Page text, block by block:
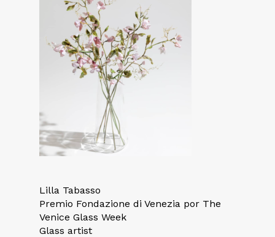
Lilla Tabasso
Premio Fondazione di Venezia por The
Venice Glass Week
Glass artist